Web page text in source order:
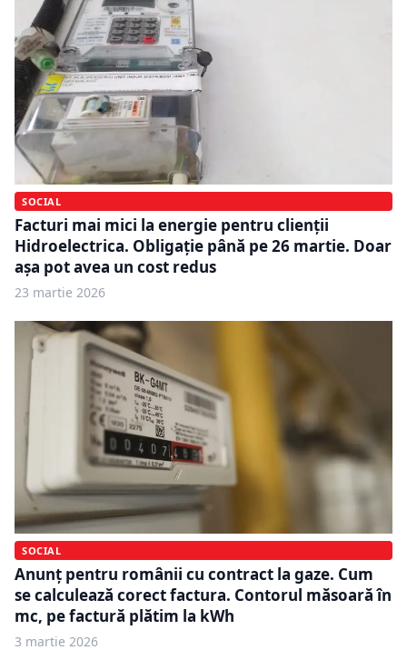
SOCIAL
Facturi mai mici la energie pentru clienții
Hidroelectrica. Obligație până pe 26 martie. Doar
așa pot avea un cost redus
23 martie 2026
SOCIAL
Anunț pentru românii cu contract la gaze. Cum
se calculează corect factura. Contorul măsoară în
mc, pe factură plătim la kWh
3 martie 2026